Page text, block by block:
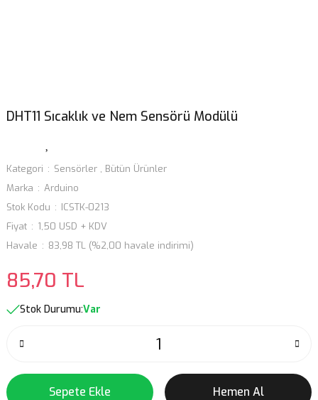
DHT11 Sıcaklık ve Nem Sensörü Modülü
Kategori Sensörler , Bütün Ürünler
Marka
Arduino
Stok Kodu
ICSTK-0213
Fiyat
1,50 USD + KDV
Havale
83,98 TL (%2,00 havale indirimi)
85,70 TL
Stok Durumu:Var
Sepete Ekle Hemen Al